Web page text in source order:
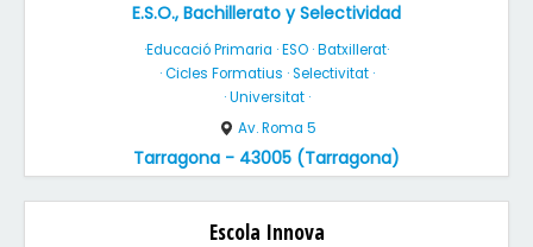
E.S.O., Bachillerato y Selectividad
·Educació Primaria · ESO · Batxillerat·
· Cicles Formatius · Selectivitat ·
· Universitat ·
Av. Roma 5
Tarragona - 43005 (Tarragona)
Escola Innova